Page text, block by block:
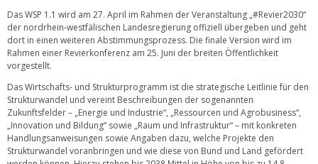
Das WSP 1.1 wird am 27. April im Rahmen der Veranstaltung „#Revier2030“
der nordrhein-westfälischen Landesregierung offiziell übergeben und geht
dort in einen weiteren Abstimmungsprozess. Die finale Version wird im
Rahmen einer Revierkonferenz am 25. Juni der breiten Öffentlichkeit
vorgestellt.
Das Wirtschafts- und Strukturprogramm ist die strategische Leitlinie für den
Strukturwandel und vereint Beschreibungen der sogenannten
Zukunftsfelder – „Energie und Industrie“, „Ressourcen und Agrobusiness“,
„Innovation und Bildung“ sowie „Raum und Infrastruktur“ – mit konkreten
Handlungsanweisungen sowie Angaben dazu, welche Projekte den
Strukturwandel voranbringen und wie diese von Bund und Land gefördert